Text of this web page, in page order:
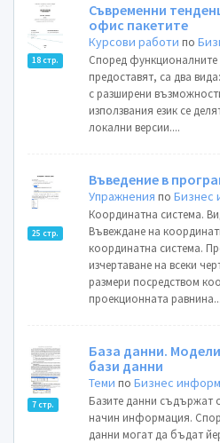
18 стр.
Съвременни
офис пакетите
Курсови работи по
Според
предоставят, са два
с разширени
използвания език се
локални версии....
25 стр.
Въведение в
Упражнения поБизнес
Координатна система.
Въвеждане на
координатна система.
изчертаване на всеки
размери посредством
проекционната
7 стр.
База данни.
бази данни
Теми поБизнес
Базите данни съдържат
начин информация.
данни могат да бъдат